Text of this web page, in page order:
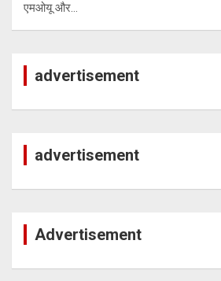
एमओयू और…
advertisement
advertisement
Advertisement